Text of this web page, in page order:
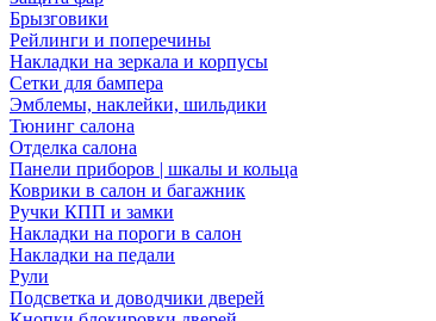
Брызговики
Рейлинги и поперечины
Накладки на зеркала и корпусы
Сетки для бампера
Эмблемы, наклейки, шильдики
Тюнинг салона
Отделка салона
Панели приборов | шкалы и кольца
Коврики в салон и багажник
Ручки КПП и замки
Накладки на пороги в салон
Накладки на педали
Рули
Подсветка и доводчики дверей